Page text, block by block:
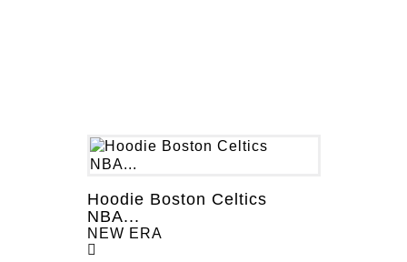
Hoodie Boston Celtics
NBA...
NEW ERA